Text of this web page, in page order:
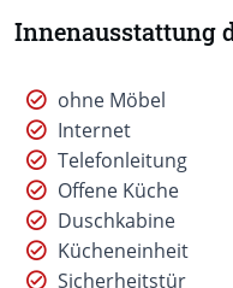
Innenausstattung
ohne Möbel
Internet
Telefonleitung
Offene Küche
Duschkabine
Kücheneinheit
Sicherheitstür